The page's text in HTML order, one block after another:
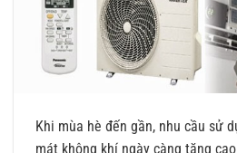
Khi mùa hè đến gần, nhu cầu sử
mát không khí ngày càng tăng